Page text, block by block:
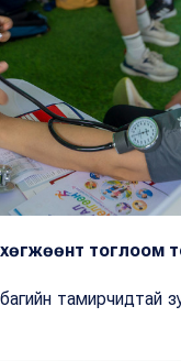
тоглоом
тамирчидтай